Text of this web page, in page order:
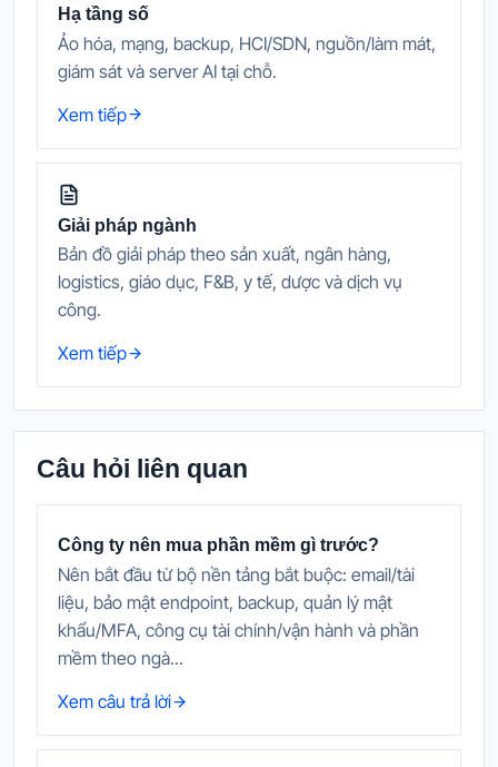
Hạ tầng số
Ảo hóa, mạng, backup, HCI/SDN, nguồn/làm mát,
giám sát và server AI tại chỗ.
Xem tiếp
Giải pháp ngành
Bản đồ giải pháp theo sản xuất, ngân hàng,
logistics, giáo dục, F&B, y tế, dược và dịch vụ
công.
Xem tiếp
Câu hỏi liên quan
Công ty nên mua phần mềm gì trước?
Nên bắt đầu từ bộ nền tảng bắt buộc: email/tài
liệu, bảo mật endpoint, backup, quản lý mật
khẩu/MFA, công cụ tài chính/vận hành và phần
mềm theo ngà...
Xem câu trả lời